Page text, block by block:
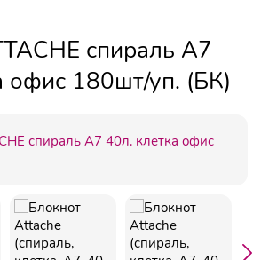
спираль А7
офис 180шт/уп. (БК)